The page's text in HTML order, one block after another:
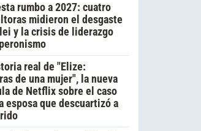
rumbo a 2027: cuatro
midieron el desgaste
y la crisis de liderazgo
real de "Elize:
de una mujer", la nueva
de Netflix sobre el caso
esposa que descuartizó a